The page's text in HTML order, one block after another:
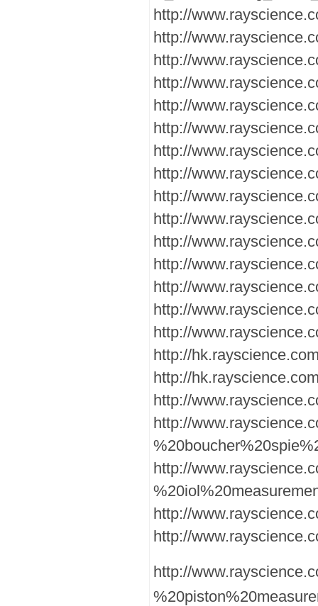
http://
http://
http://
http://
http://
http://
http://
http://
http://
http://
http://
http://
http://
http://
http://
http://
http://
http://
http://
http://
http://
http://
http://